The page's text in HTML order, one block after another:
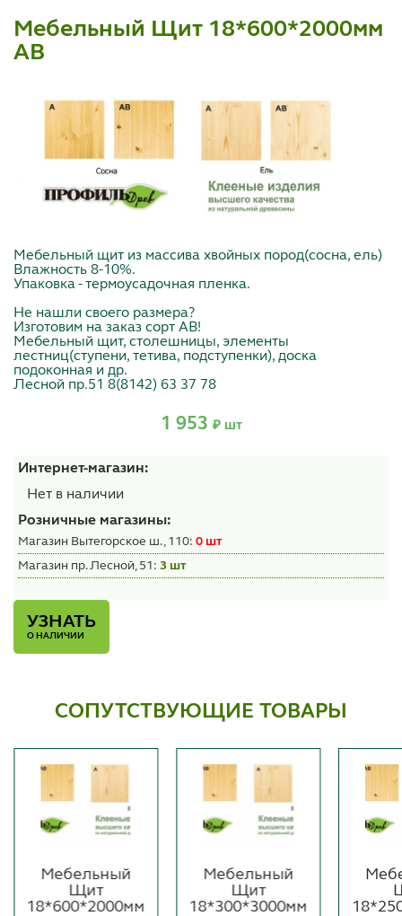
Мебельный Щит 18*600*2000мм
АВ
Мебельный щит из массива хвойных пород(сосна, ель)
Влажность 8-10%.
Упаковка - термоусадочная пленка.
Не нашли своего размера?
Изготовим на заказ сорт АВ!
Мебельный щит, столешницы, элементы
лестниц(ступени, тетива, подступенки), доска
подоконная и др.
Лесной пр.51 8(8142) 63 37 78
1 953 ₽ шт
Интернет-магазин:
Нет в наличии
Розничные магазины:
Магазин Вытегорское ш., 110: 0 шт
Магазин пр. Лесной, 51: 3 шт
УЗНАТЬ
О НАЛИЧИИ
СОПУТСТВУЮЩИЕ ТОВАРЫ
Мебельный
Щит
18*600*2000мм
Мебельный
Щит
18*300*3000мм